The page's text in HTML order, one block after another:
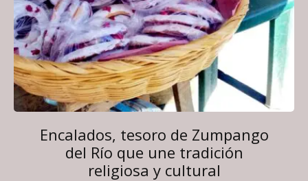
Encalados, tesoro de Zumpango
del Río que une tradición
religiosa y cultural